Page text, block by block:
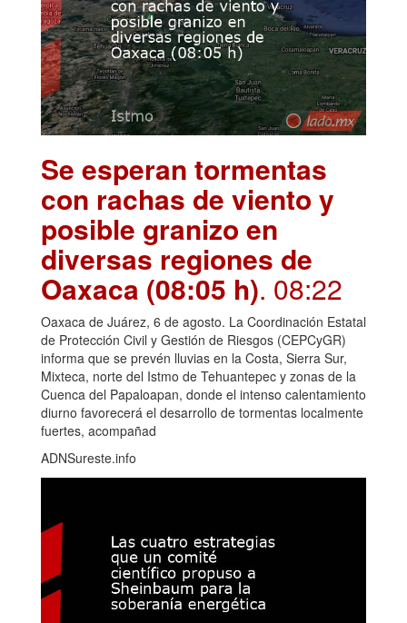
Se esperan tormentas
con rachas de viento y
posible granizo en
diversas regiones de
Oaxaca (08:05 h). 08:22
Oaxaca de Juárez, 6 de agosto. La Coordinación Estatal
de Protección Civil y Gestión de Riesgos (CEPCyGR)
informa que se prevén lluvias en la Costa, Sierra Sur,
Mixteca, norte del Istmo de Tehuantepec y zonas de la
Cuenca del Papaloapan, donde el intenso calentamiento
diurno favorecerá el desarrollo de tormentas localmente
fuertes, acompañad
ADNSureste.info